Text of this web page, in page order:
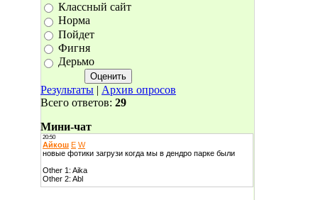
Классный сайт
Норма
Пойдет
Фигня
Дерьмо
Результаты | Архив опросов
Всего ответов: 29
Мини-чат